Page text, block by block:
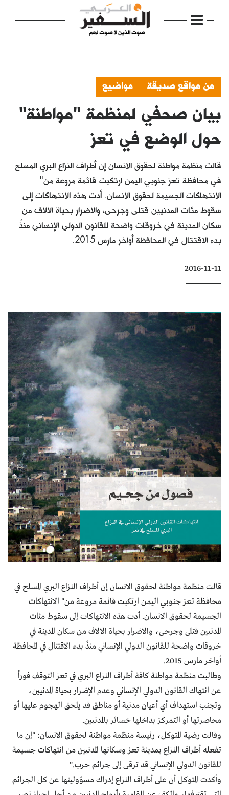
الرئيسية
مواضيع
فكرة
دفاتر
بالصورة
كتّابنا
الأرشيف
من مواقع صديقة مواضيع
بيان صحفي لمنظمة "مواطنة"
حول الوضع في تعز
قالت منظمة مواطنة لحقوق الانسان إن أطراف النزاع البري المسلح
في محافظة تعز جنوبي اليمن ارتكبت قائمة مروعة من"
الانتهاكات الجسيمة لحقوق الانسان. أدت هذه الانتهاكات إلى
سقوط مئات المدنيين قتلى وجرحى، والاضرار بحياة الالاف من
سكان المدينة في خروقات واضحة للقانون الدولي الإنساني منذُ
بدء الاقتتال في المحافظة أواخر مارس 2015.
2016-11-11
قالت منظمة مواطنة لحقوق الانسان إن أطراف النزاع البري المسلح في
محافظة تعز جنوبي اليمن ارتكبت قائمة مروعة من" الانتهاكات
الجسيمة لحقوق الانسان. أدت هذه الانتهاكات إلى سقوط مئات
المدنيين قتلى وجرحى، والاضرار بحياة الالاف من سكان المدينة في
خروقات واضحة للقانون الدولي الإنساني منذُ بدء الاقتتال في المحافظة
أواخر مارس 2015.
وطالبت منظمة مواطنة كافة أطراف النزاع البري في تعز التوقف فوراً
عن انتهاك القانون الدولي الإنساني وعدم الإضرار بحياة المدنيين،
وتجنب استهداف أي أعيان مدنية أو مناطق قد يلحق الهجوم عليها أو
محاصرتها أو التمركز بداخلها خسائر بالمدنيين.
وقالت رضية المتوكل، رئيسة منظمة مواطنة لحقوق الانسان: "إن ما
تفعله أطراف النزاع بمدينة تعز وسكانها المدنيين من انتهاكات جسيمة
للقانون الدولي الإنساني قد ترقى إلى جرائم حرب."
وأكدت المتوكل أن على أطراف النزاع إدراك مسؤوليتها عن كل الجرائم